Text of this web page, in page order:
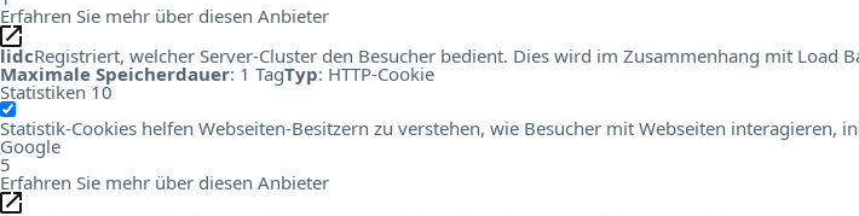
Erfahren Sie mehr über diesen Anbieter
lidcRegistriert, welcher Server-Cluster den Besucher bedient. Dies wird im Zusammenhang mit
Maximale Speicherdauer: 1 TagTyp: HTTP-Cookie
Statistiken 10
Statistik-Cookies helfen Webseiten-Besitzern zu verstehen, wie Besucher mit Webseiten
Google
5
Erfahren Sie mehr über diesen Anbieter